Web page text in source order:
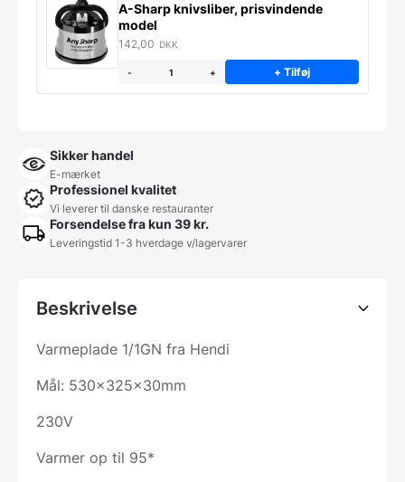
A-Sharp knivsliber, prisvindende
model
142,00 DKK
- + + Tilføj
Sikker handel
E-mærket
Professionel kvalitet
Vi leverer til danske restauranter
Forsendelse fra kun 39 kr.
Leveringstid 1-3 hverdage v/lagervarer
Beskrivelse
Varmeplade 1/1GN fra Hendi
Mål: 530x325x30mm
230V
Varmer op til 95*